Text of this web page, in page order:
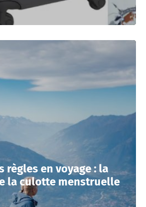
règles en voyage : la
la culotte menstruelle